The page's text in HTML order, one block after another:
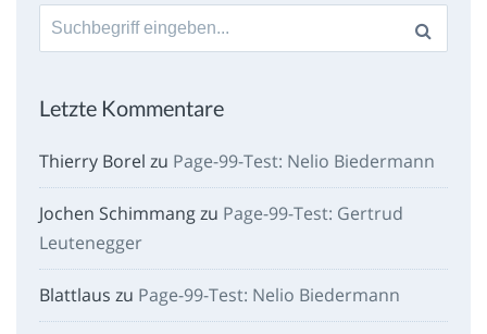
Suche
nach:
Letzte Kommentare
Thierry Borel zu Page-99-Test: Nelio Biedermann
Jochen Schimmangzu Page-99-Test: Gertrud
Leutenegger
Blattlaus zu Page-99-Test: Nelio Biedermann